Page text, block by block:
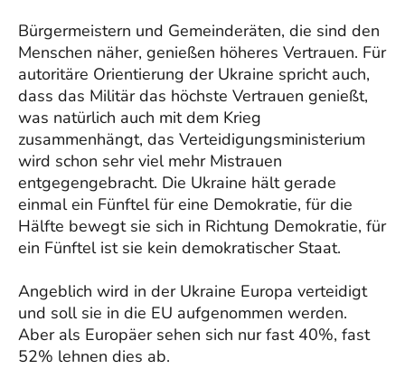
Bürgermeistern und Gemeinderäten, die sind den
Menschen näher, genießen höheres Vertrauen. Für
autoritäre Orientierung der Ukraine spricht auch,
dass das Militär das höchste Vertrauen genießt,
was natürlich auch mit dem Krieg
zusammenhängt, das Verteidigungsministerium
wird schon sehr viel mehr Mistrauen
entgegengebracht. Die Ukraine hält gerade
einmal ein Fünftel für eine Demokratie, für die
Hälfte bewegt sie sich in Richtung Demokratie, für
ein Fünftel ist sie kein demokratischer Staat.
Angeblich wird in der Ukraine Europa verteidigt
und soll sie in die EU aufgenommen werden.
Aber als Europäer sehen sich nur fast 40%, fast
52% lehnen dies ab.